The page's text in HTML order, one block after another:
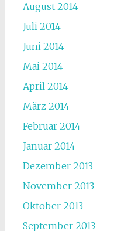
August 2014
Juli 2014
Juni 2014
Mai 2014
April 2014
März 2014
Februar 2014
Januar 2014
Dezember 2013
November 2013
Oktober 2013
September 2013